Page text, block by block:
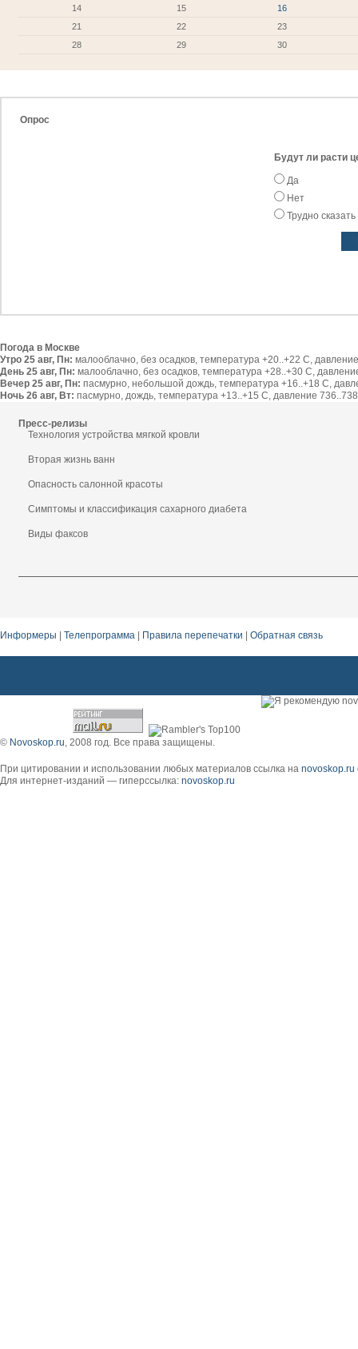
14
15
16
21
22
23
28
29 30
Опрос
Будут ли расти
Да
Нет
Трудно сказать
Погода в Москве
Утро 25 авг, Пн: малооблачно, без осадков, температура +20..+22 С,
День 25 авг, Пн: малооблачно, без осадков, температура +28..+30 С,
Вечер 25 авг, Пн: пасмурно, небольшой дождь, температура +16..+18 С,
Ночь 26 авг, Вт: пасмурно, дождь, температура +13..+15 С, давление
Пресс-релизы
Технология устройства мягкой кровли
Вторая жизнь ванн
Опасность салонной красоты
Симптомы и классификация сахарного диабета
Виды факсов
Информеры Телепрограмма Правила перепечатки Обратная связь
© Novoskop.ru, 2008 год. Все права защищены.
При цитировании и использовании любых материалов ссылка на novoskop.ru
Для интернет-изданий — гиперссылка: novoskop.ru